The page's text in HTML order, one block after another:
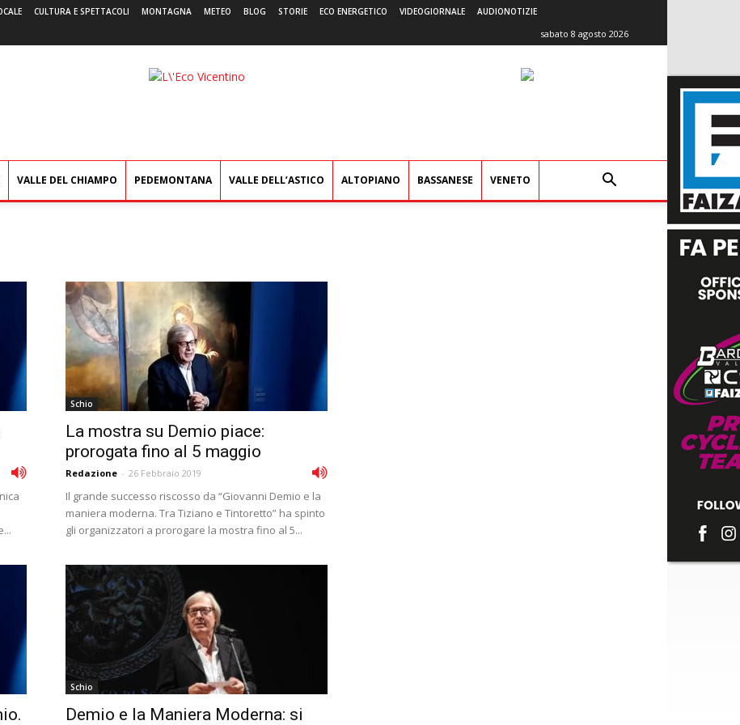
CULTURA E SPETTACOLI MONTAGNA METEO BLOG STORIE ECO ENERGETICO VIDEOGIORNALE AUDIONOTIZIE
sabato 8 agosto 2026
L'Eco
VALLE DEL CHIAMPO PEDEMONTANA VALLE DELL’ASTICO ALTOPIANO BASSANESE VENETO
Schio
La mostra su Demio piace:
prorogata fino al 5 maggio
Redazione - 26 Febbraio 2019
Il grande successo riscosso da “Giovanni Demio e la
maniera moderna. Tra Tiziano e Tintoretto” ha spinto
gli organizzatori a prorogare la mostra fino al 5...
Schio
Demio e la Maniera Moderna: si